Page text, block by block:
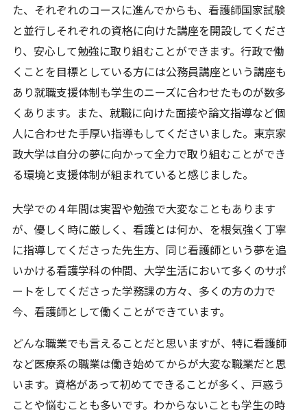
た、それぞれのコースに進んでからも、看護師国家試験
と並行しそれぞれの資格に向けた講座を開設してくださ
り、安心して勉強に取り組むことができます。行政で働
くことを目標としている方には公務員講座という講座も
あり就職支援体制も学生のニーズに合わせたものが数多
くあります。また、就職に向けた面接や論文指導など個
人に合わせた手厚い指導もしてくださいました。東京家
政大学は自分の夢に向かって全力で取り組むことができ
る環境と支援体制が組まれていると感じました。
大学での４年間は実習や勉強で大変なこともあります
が、優しく時に厳しく、看護とは何か、を根気強く丁寧
に指導してくださった先生方、同じ看護師という夢を追
いかける看護学科の仲間、大学生活において多くのサポ
ートをしてくださった学務課の方々、多くの方の力で
今、看護師として働くことができています。
どんな職業でも言えることだと思いますが、特に看護師
など医療系の職業は働き始めてからが大変な職業だと思
います。資格があって初めてできることが多く、戸惑う
ことや悩むことも多いです。わからないことも学生の時